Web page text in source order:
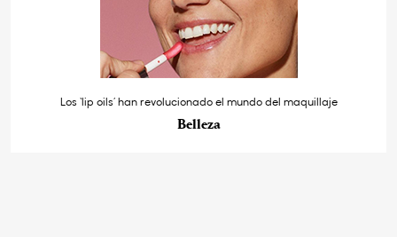
Los ‘lip oils’ han revolucionado el mundo del maquillaje
Belleza